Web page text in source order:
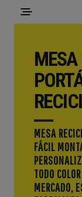
MESA
MESA
FÁCIL
TODO
MERCADO,